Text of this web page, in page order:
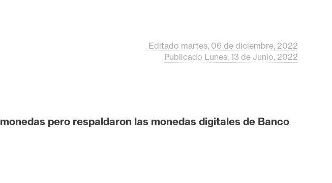
Editado martes, 06 de diciembre, 2022
Publicado Lunes, 13 de Junio, 2022
pero respaldaron las monedas digitales de Banco